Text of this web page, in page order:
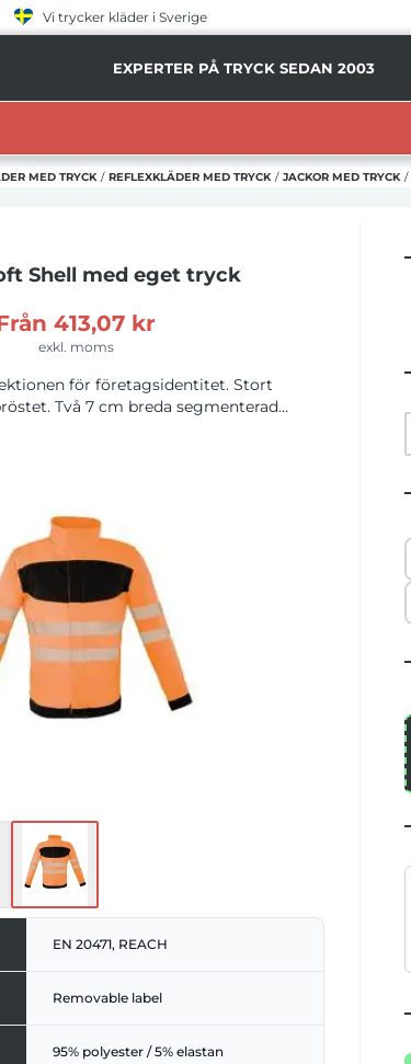
Vi trycker kläder i Sverige
EXPERTER PÅ TRYCK SEDAN 2003
MED TRYCK / REFLEXKLÄDER MED TRYCK / JACKOR MED TRYCK /
Shell med eget tryck
413,07 kr
exkl. moms
för företagsidentitet. Stort
Två 7 cm breda segmenterade
UPF 40+ enligt EN 13758-1:2001.
° C. Två sneda fickor på sidorna.
ISO 20471:2013/A1:2016, upp till
2, från storlek L enligt klass 3
Utrustad med EAN-
förpackade i polyetenpåsar.
på alla officiella EU-språk.
reflexegenskaper enligt EN-
för 25 tvättar vid 60 °C..
EN 20471, REACH
Removable label
95% polyester / 5% elastan